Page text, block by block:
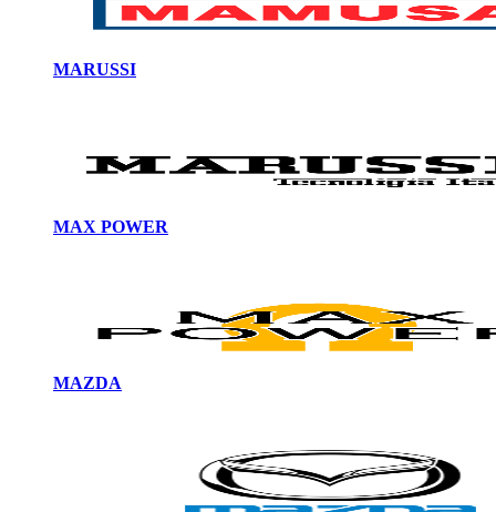
MARUSSI
MAX POWER
MAZDA